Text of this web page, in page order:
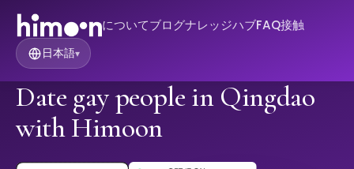
についてブログナレッジハブFAQ接触
日本語▾
Date gay people in Qingdao
with Himoon